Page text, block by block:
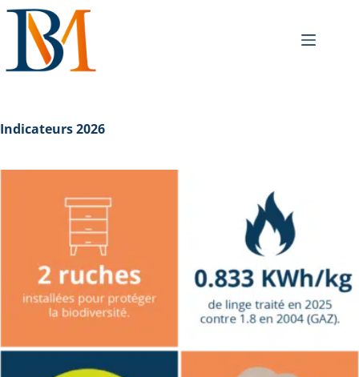
Indicateurs 2026